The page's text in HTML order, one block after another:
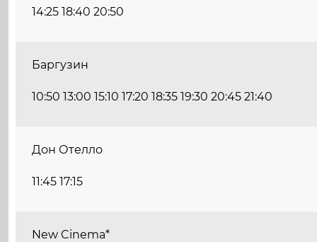
14:25 18:40 20:50
Баргузин
10:50 13:00 15:10 17:20 18:35 19:30 20:45 21:40
Дон Отелло
11:45 17:15
New Cinema*